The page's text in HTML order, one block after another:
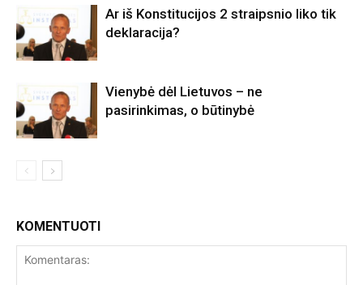
Ar iš Konstitucijos 2 straipsnio liko tik
deklaracija?
Vienybė dėl Lietuvos – ne
pasirinkimas, o būtinybė
KOMENTUOTI